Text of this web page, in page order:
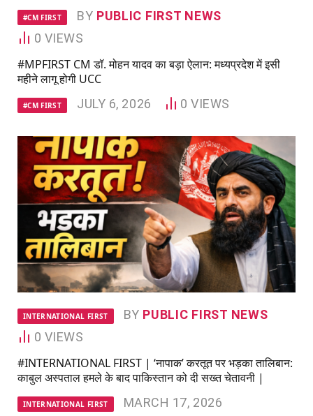
#CM FIRST BY PUBLIC FIRST NEWS
0 VIEWS
#MPFIRST CM डॉ. मोहन यादव का बड़ा ऐलान: मध्यप्रदेश में इसी
महीने लागू होगी UCC
#CM FIRST JULY 6, 2026 0VIEWS
INTERNATIONAL FIRST BY PUBLIC FIRST NEWS
0 VIEWS
#INTERNATIONAL FIRST | ‘नापाक’ करतूत पर भड़का तालिबान:
काबुल अस्पताल हमले के बाद पाकिस्तान को दी सख्त चेतावनी |
INTERNATIONAL FIRST
MARCH 17, 2026